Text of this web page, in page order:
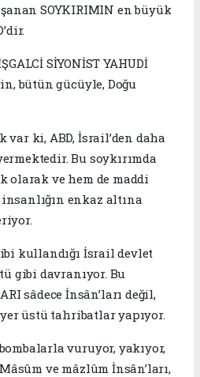
SOYKIRIMIN en büyük
SİYONİST YAHUDİ
bütün gücüyle, Doğu
var ki, ABD, İsrail’den daha
Bu soykırımda
olarak ve hem de maddi
enkaz altına
kullandığı İsrail devlet
gibi davranıyor. Bu
sâdece İnsân’ları değil,
üstü tahribatlar yapıyor.
vuruyor, yakıyor,
ve mâzlûm İnsân’ları,